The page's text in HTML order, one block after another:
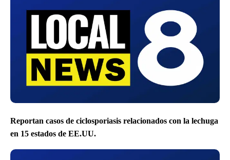
Reportan casos de ciclosporiasis relacionados con la lechuga
en 15 estados de EE.UU.